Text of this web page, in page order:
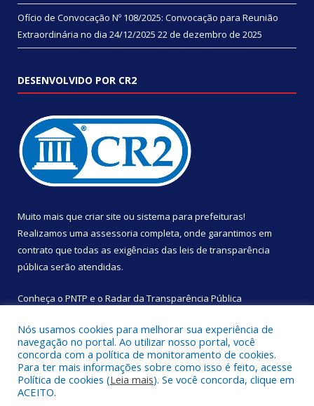
Ofício de Convocação Nº 108/2025: Convocação para Reunião
Extraordinária no dia 24/12/2025 22 de dezembro de 2025
DESENVOLVIDO POR CR2
Muito mais que criar site ou sistema para prefeituras!
Realizamos uma assessoria completa, onde garantimos em
contrato que todas as exigências das leis de transparência
pública serão atendidas.
Conheça o PNTP e o Radar da Transparência Pública
Todos os direitos reservados a Câmara Municipal de São
Sebastião da Boa Vista.
Nós usamos cookies para melhorar sua experiência de
navegação no portal. Ao utilizar nosso portal, você
concorda com a política de monitoramento de cookies.
Para ter mais informações sobre como isso é feito, acesse
Política de cookies (Leia mais). Se você concorda, clique em
ACEITO.